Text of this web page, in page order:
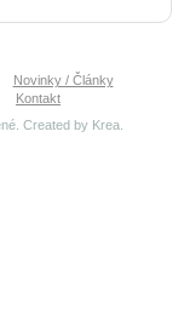
Novinky / Články
Kontakt
Created by Krea.